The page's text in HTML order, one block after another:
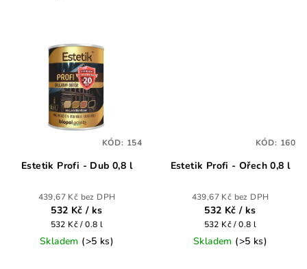
Estetik Profi - Dub 0,8 l
439,67 Kč bez DPH
532 Kč/ ks
Měrná
cena:
532 Kč / 0.8 l
Skladem (>5 ks)
KÓD: 154
Estetik Profi - Ořech 0,8 l
439,67 Kč bez DPH
532 Kč/ ks
Měrná
cena:
532 Kč / 0.8 l
Skladem (>5 ks)
KÓD: 160